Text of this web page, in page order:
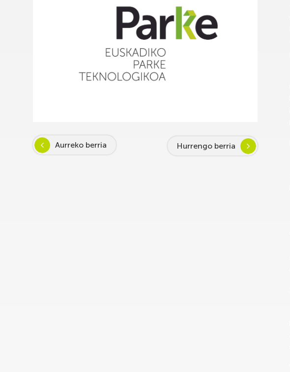
Aurreko berria Hurrengo berria